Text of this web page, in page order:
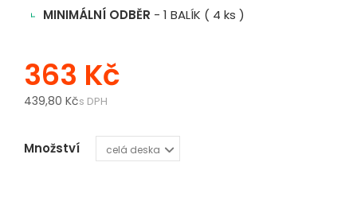
MINIMÁLNÍ ODBĚR - 1 BALÍK ( 4 ks )
Množství
363 Kč
439,80 Kčs DPH